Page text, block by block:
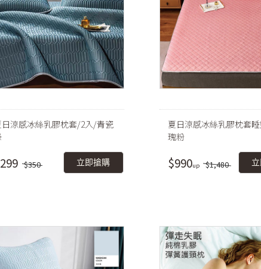
涼感冰絲乳膠枕套/2入/青瓷
$350 立即搶購
夏日涼感冰絲乳膠枕套
瑰粉
$990 $1,480